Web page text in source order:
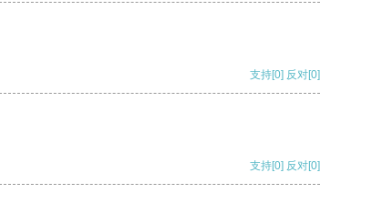
支持[0] 反对[0]
支持[0] 反对[0]